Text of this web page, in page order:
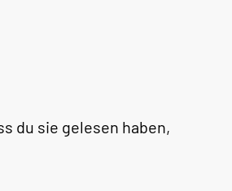
du sie gelesen haben,